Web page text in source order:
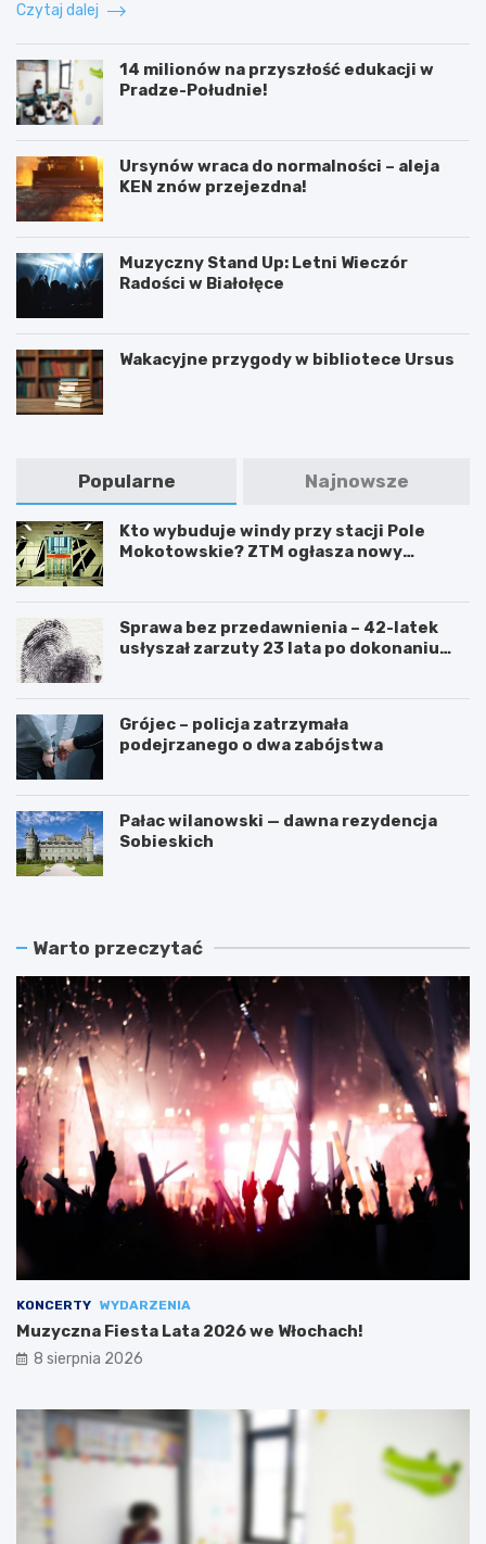
Czytaj dalej
14 milionów na przyszłość edukacji w
Pradze-Południe!
Ursynów wraca do normalności – aleja
KEN znów przejezdna!
Muzyczny Stand Up: Letni Wieczór
Radości w Białołęce
Wakacyjne przygody w bibliotece Ursus
Popularne Najnowsze
Kto wybuduje windy przy stacji Pole
Mokotowskie? ZTM ogłasza nowy
Sprawa bez przedawnienia – 42-latek
usłyszał zarzuty 23 lata po dokonaniu
Grójec – policja zatrzymała
podejrzanego o dwa zabójstwa
Pałac wilanowski — dawna rezydencja
Sobieskich
Warto przeczytać
KONCERTY WYDARZENIA
Muzyczna Fiesta Lata 2026 we Włochach!
8 sierpnia 2026